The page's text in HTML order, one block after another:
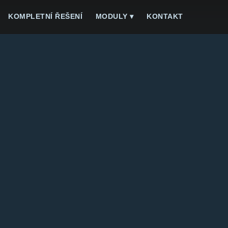
KOMPLETNÍ ŘEŠENÍ MODULY ▾ KONTAKT